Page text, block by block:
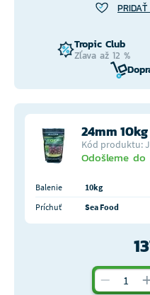
Tropic Club
Zľava až 12 %
24mm 10kg
Kód produktu:
Odošleme
Balenie 10kg
Príchuť
Sea Food